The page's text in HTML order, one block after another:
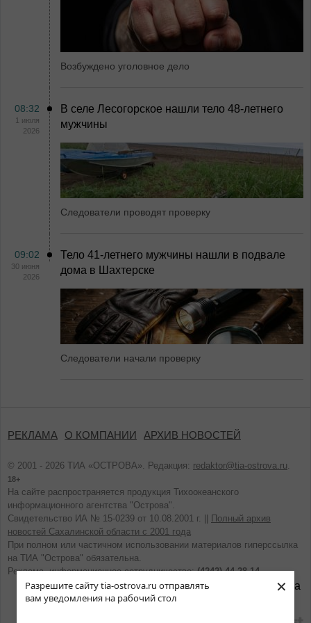
Разрешите сайту tia-ostrova.ru отправлять
вам уведомления на рабочий стол
×
Возбуждено уголовное дело
08:32
1 июля
2026
В селе Лесогорское нашли тело 48-летнего
мужчины
Следователи проводят проверку
09:02
30 июня
2026
Тело 41-летнего мужчины нашли в подвале
дома в Шахтерске
Следователи начали проверку
РЕКЛАМА О КОМПАНИИ АРХИВ НОВОСТЕЙ
© 2001 - 2026 ТИА «ОСТРОВА». Редакция: redaktor@tia-ostrova.ru.
18+
На сайте распространяется продукция Тихоокеанского
информационного агентства "Острова".
Свидетельство ИА № 15-0239 от 10.08.2001 г. ||
Полный архив
новостей Сахалинской области с 2001 года
При полном или частичном использовании материалов гиперссылка
на ТИА "Острова" обязательна.
Реклама, информационное сотрудничество:(4242) 44-28-14.